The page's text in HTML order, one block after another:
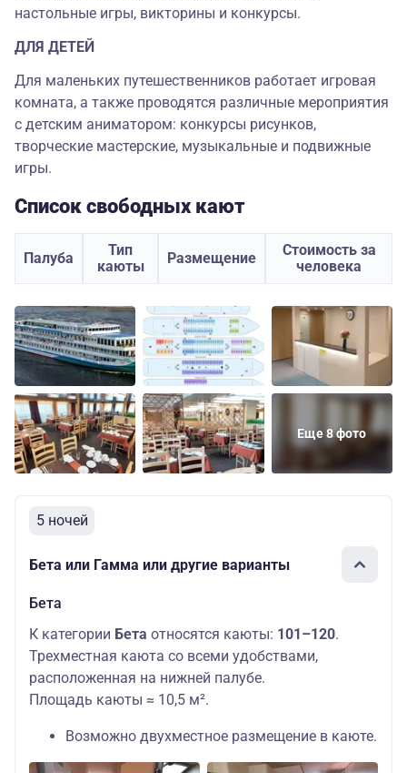
настольные игры, викторины и конкурсы.
ДЛЯ ДЕТЕЙ
Для маленьких путешественников работает игровая
комната, а также проводятся различные мероприятия
с детским аниматором: конкурсы рисунков,
творческие мастерские, музыкальные и подвижные
игры.
Список свободных кают
Палуба
Тип
каюты
Размещение
Стоимость за
человека
Еще 8 фото
5 ночей
Бета или Гамма или другие варианты
Бета
К категории Бета относятся каюты: 101–120.
Трехместная каюта со всеми удобствами,
расположенная на нижней палубе.
Площадь каюты ≈ 10,5 м².
Возможно двухместное размещение в каюте.